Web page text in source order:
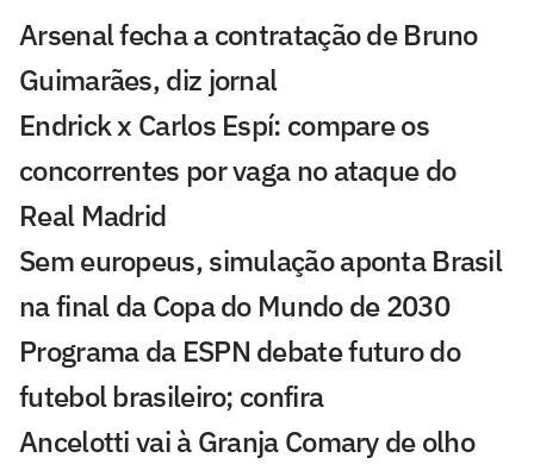
Arsenal fecha a contratação de Bruno
Guimarães, diz jornal
Endrick x Carlos Espí: compare os
concorrentes por vaga no ataque do
Real Madrid
Sem europeus, simulação aponta Brasil
na final da Copa do Mundo de 2030
Programa da ESPN debate futuro do
futebol brasileiro; confira
Ancelotti vai à Granja Comary de olho